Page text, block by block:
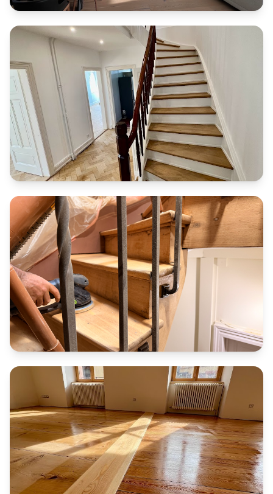
Ponçage et vitrification parquet chêne
massif
Ponçage d’un parquet contemporain Boen (parement 3,5
mm) dans un appartement du quartier chic de l’Orangerie
à Strasbourg. Le chantier a été réalisé avec une
technique de décapage au pad diamant pour un
nettoyage en profondeur, suivi d’une vitrification Pall-X
98 afin d’obtenir un aspect bois brut, moderne et
parfaitement uniforme.
Rénovation parquet ancien en chêne
Rénovation complète d’un escalier en chêne à Colmar,
incluant le nettoyage approfondi des mains courantes. Le
chantier comprenait également le ponçage et la
vitrification d’un parquet en bâton rompu posé sur
goudron, une technique ancienne typique des maisons
du quartier des Maraîchers. Le résultat met en valeur le
chêne et redonne une uniformité élégante à l’ensemble
de l’étage. Quartier Unterlinden
Ponçage d'un parquet ancien et d'un
escalier bois massif
Mulhouse : Ponçage d’un parquet ancien dans une vieille
demeure à Mulhouse, avec reprise des zones abîmées
après la démolition des anciennes cloisons par les clients.
Finition : fond dur PALL-X 320 et vernis Pall-X Extreme
avec durcisseur.